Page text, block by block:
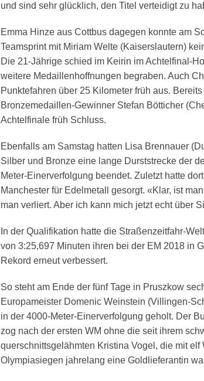
und sind sehr glücklich, den Titel verteidigt zu
Emma Hinze aus Cottbus dagegen konnte am
Teamsprint mit Miriam Welte (Kaiserslautern)
Die 21-Jährige schied im Keirin im Achtelfinal-
weitere Medaillenhoffnungen begraben. Auch
Punktefahren über 25 Kilometer früh aus.
Bronzemedaillen-Gewinner Stefan Bötticher
Achtelfinale früh Schluss.
Ebenfalls am Samstag hatten Lisa Brennauer
Silber und Bronze eine lange Durststrecke der
Meter-Einerverfolgung beendet. Zuletzt hatte
Manchester für Edelmetall gesorgt. «Klar, ist
man verliert. Aber ich kann mich jetzt echt über
In der Qualifikation hatte die Straßenzeitfahr-
von 3:25,697 Minuten ihren bei der EM 2018 in
Rekord erneut verbessert.
So steht am Ende der fünf Tage in Pruszkow
Europameister Domenic Weinstein (Villingen-
in der 4000-Meter-Einerverfolgung geholt. Der
zog nach der ersten WM ohne die seit ihrem
querschnittsgelähmten Kristina Vogel, die mit elf
Olympiasiegen jahrelang eine Goldlieferantin